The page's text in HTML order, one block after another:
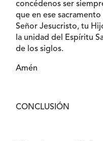
concédenos ser
que en ese
Señor Jesucristo, tu
la unidad del Espíritu
de los siglos.
Amén
CONCLUSIÓN